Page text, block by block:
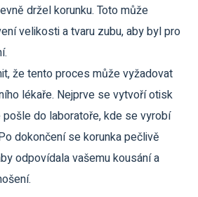
držel korunku. Toto může
velikosti a tvaru zubu, aby byl pro
že tento proces může vyžadovat
lékaře. Nejprve se vytvoří otisk
do laboratoře, kde se vyrobí
dokončení se korunka pečlivě
odpovídala vašemu kousání a